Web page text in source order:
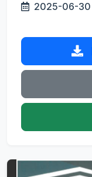
2025-06-30